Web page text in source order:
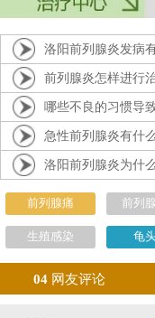
洛阳前列腺炎发病
前列腺炎怎样进行
哪些不良的习惯导
急性前列腺炎有什
洛阳前列腺炎为什
前列腺痛 前列
生殖感染 龟
04 网友评论